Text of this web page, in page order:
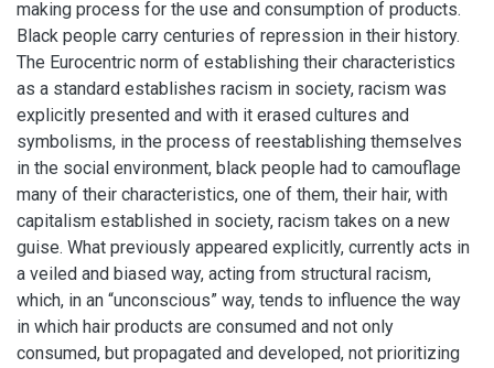
making process for the use and consumption of products.
Black people carry centuries of repression in their history.
The Eurocentric norm of establishing their characteristics
as a standard establishes racism in society, racism was
explicitly presented and with it erased cultures and
symbolisms, in the process of reestablishing themselves
in the social environment, black people had to camouflage
many of their characteristics, one of them, their hair, with
capitalism established in society, racism takes on a new
guise. What previously appeared explicitly, currently acts in
a veiled and biased way, acting from structural racism,
which, in an “unconscious” way, tends to influence the way
in which hair products are consumed and not only
consumed, but propagated and developed, not prioritizing